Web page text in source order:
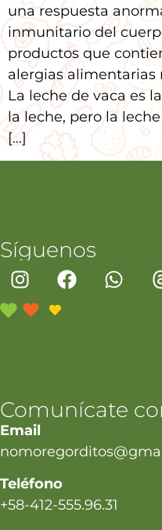
una respuesta
inmunitario del
productos que
alergias alimentarias
La leche de vaca es
la leche, pero la
[…]
Síguenos
Comunícate
Email
Teléfono
+58-412-555.96.31